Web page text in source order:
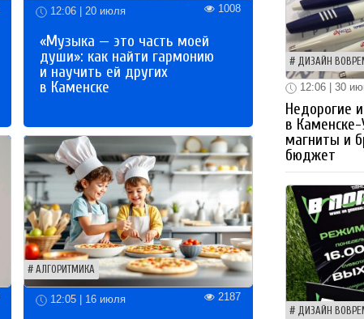
12:06 | 20 июля 1008
«Музыка — это часть моей
души»: как найти гармонию
и научить ей других
в Каменске
АЛГОРИТМИКА
12:05 | 16 июля 2187
ДИЗАЙН
12:06 | 30
Недорогие
в
магниты и
бюджет
ДИЗАЙН